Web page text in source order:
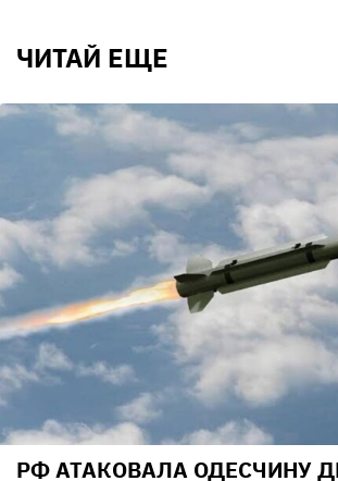
ЧИТАЙ ЕЩЕ
РФ АТАКОВАЛА ОДЕСЧИНУ